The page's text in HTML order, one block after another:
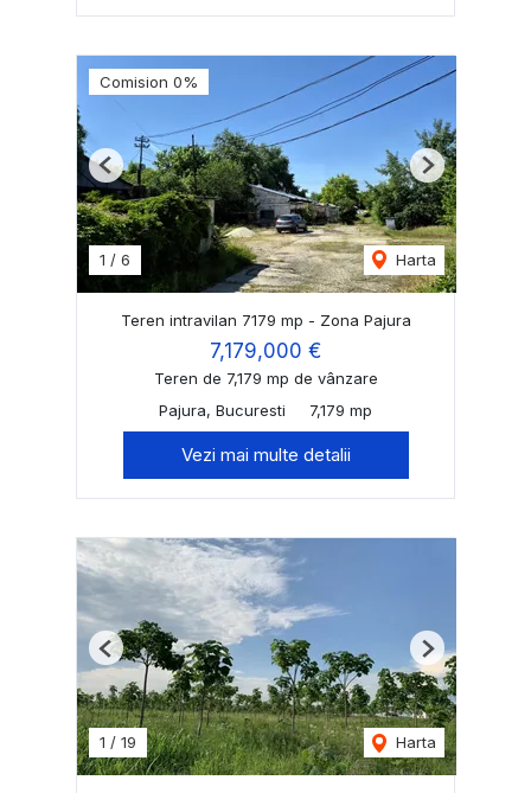
Comision 0%
1 / 6 Harta
Previous Next
Teren intravilan 7179 mp - Zona Pajura
7,179,000 €
Teren de 7,179 mp de vânzare
Pajura, Bucuresti
7,179 mp
Vezi mai multe detalii
1 / 19 Harta
Previous Next